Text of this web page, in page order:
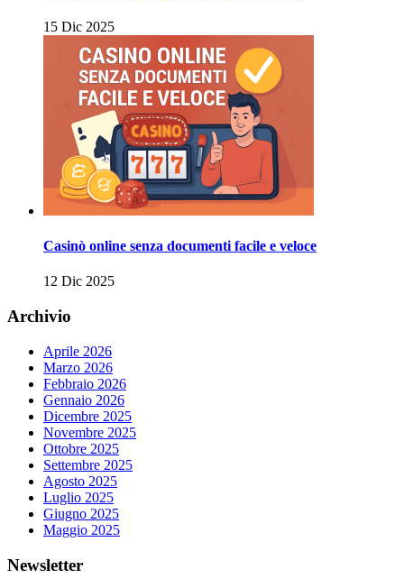
15 Dic 2025
Casinò online senza documenti facile e veloce
12 Dic 2025
Archivio
Aprile 2026
Marzo 2026
Febbraio 2026
Gennaio 2026
Dicembre 2025
Novembre 2025
Ottobre 2025
Settembre 2025
Agosto 2025
Luglio 2025
Giugno 2025
Maggio 2025
Newsletter